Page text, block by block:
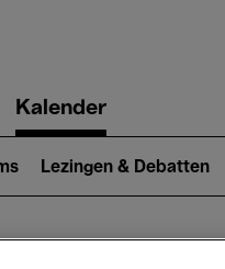
Kalender
Lezingen & Debatten